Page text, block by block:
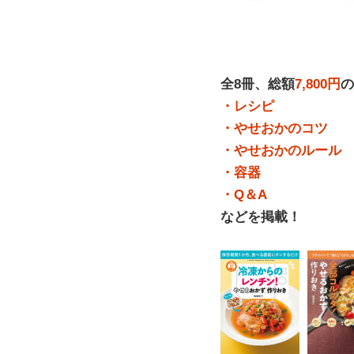
全8冊、総額7,800円
・レシピ
・やせおかのコツ
・やせおかのルール
・容器
・Q＆A
などを掲載！